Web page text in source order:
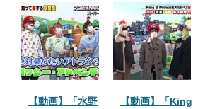
【動画】「水野
【動画】「King